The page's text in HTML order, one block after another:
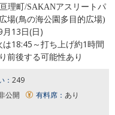
理町/SAKANアスリートパ
場(鳥の海公園多目的広場)
月13日(日)
は18:45～打ち上げ約1時間
前後する可能性あり
： 249
公開 有料席： あり